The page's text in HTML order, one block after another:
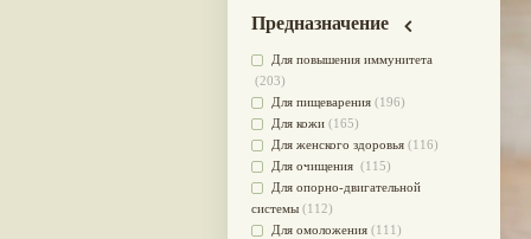
Предназначение
Для повышения иммунитета
(203)
Для пищеварения (196)
Для кожи (165)
Для женского здоровья (116)
Для очищения (115)
Для опорно-двигательной
системы (112)
Для омоложения (111)